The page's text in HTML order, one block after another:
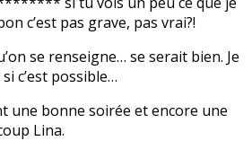
c’est pas grave, pas vrai?!
se renseigne… se serait bien. Je
c’est possible…
une bonne soirée et encore une
Lina.